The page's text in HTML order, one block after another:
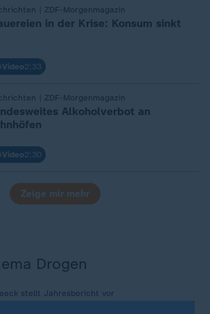
| ZDF-Morgenmagazin
in der Krise: Konsum sinkt
Video2:33
| ZDF-Morgenmagazin
Alkoholverbot an
Video2:30
Zeige mir mehr
Drogen
stellt Jahresbericht vor